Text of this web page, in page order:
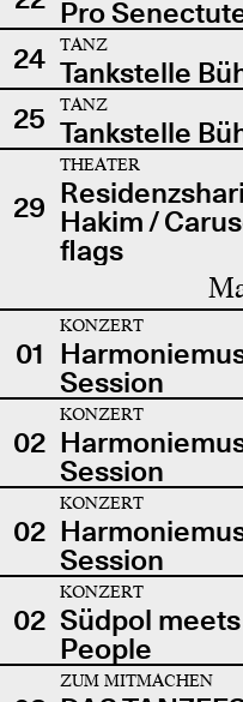
Pro
24
TANZ
Tankstelle
25
TANZ
Tankstelle
29
THEATER
Hakim /
flags
01
KONZERT
Session
02
KONZERT
Session
02
KONZERT
Session
02
KONZERT
Südpol
People
ZUM MITMACHEN